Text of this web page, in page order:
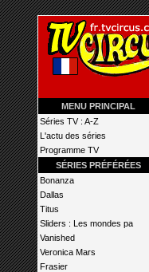
MENU PRINCIPAL
Séries TV : A-Z
L'actu des séries
Programme TV
SÉRIES PRÉFÉRÉES
Bonanza
Dallas
Titus
Sliders : Les mondes pa
Vanished
Veronica Mars
Frasier